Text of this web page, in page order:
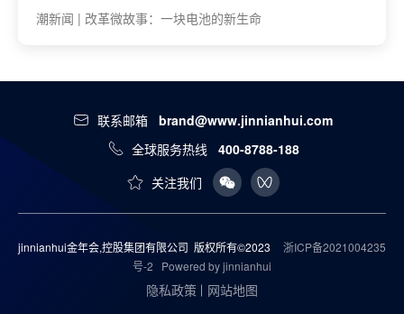
潮新闻 | 改革微故事：一块电池的新生命
联系邮箱 brand@www.jinnianhui.com
全球服务热线
400-8788-188
关注我们
jinnianhui金年会,控股集团有限公司 版权所有©2023
浙ICP备2021004235
号-2
Powered by jinnianhui
隐私政策 网站地图